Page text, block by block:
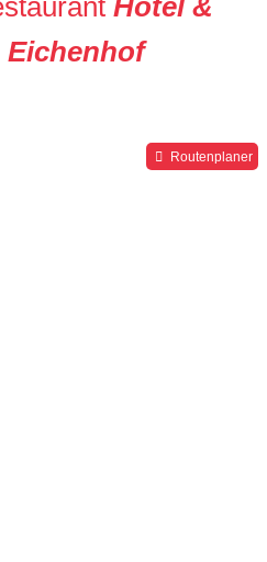
Hotel &
Eichenhof
Routenplaner